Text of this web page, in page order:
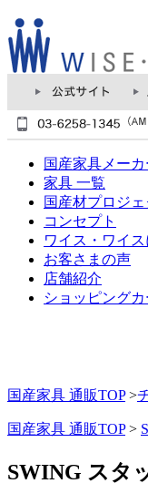
国産家具メーカ
家具 一覧
国産材プロジェ
コンセプト
ワイス・ワイ
お客さまの声
店舗紹介
ショッピングカ
国産家具 通販TOP >
国産家具 通販TOP >
SWING スタ